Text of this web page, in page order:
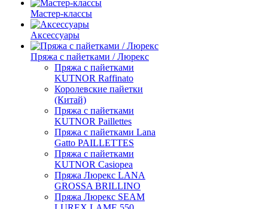
Мастер-классы
Аксессуары
Пряжа с пайетками / Люрекс
Пряжа с пайетками
KUTNOR Raffinato
Королевские пайетки
(Китай)
Пряжа с пайетками
KUTNOR Paillettes
Пряжа с пайетками Lana
Gatto PAILLETTES
Пряжа с пайетками
KUTNOR Casiopea
Пряжа Люрекс LANA
GROSSA BRILLINO
Пряжа Люрекс SEAM